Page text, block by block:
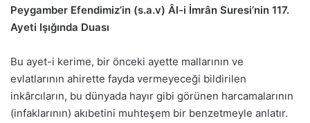
Peygamber Efendimiz’in (s.a.v) Âl-i İmrân Suresi’nin 117.
Ayeti Işığında Duası
Bu ayet-i kerime, bir önceki ayette mallarının ve
evlatlarının ahirette fayda vermeyeceği bildirilen
inkârcıların, bu dünyada hayır gibi görünen harcamalarının
(infaklarının) akıbetini muhteşem bir benzetmeyle anlatır.